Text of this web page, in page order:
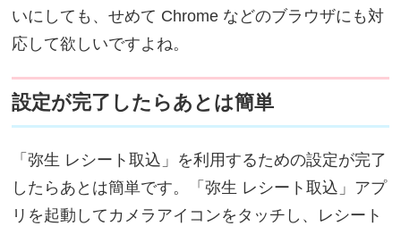
いにしても、せめて Chrome などのブラウザにも対
応して欲しいですよね。
設定が完了したらあとは簡単
「弥生 レシート取込」を利用するための設定が完了
したらあとは簡単です。「弥生 レシート取込」アプ
リを起動してカメラアイコンをタッチし、レシート